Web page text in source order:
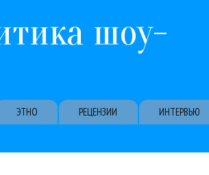
шоу-
ЭТНО РЕЦЕНЗИИ ИНТЕРВЬЮ